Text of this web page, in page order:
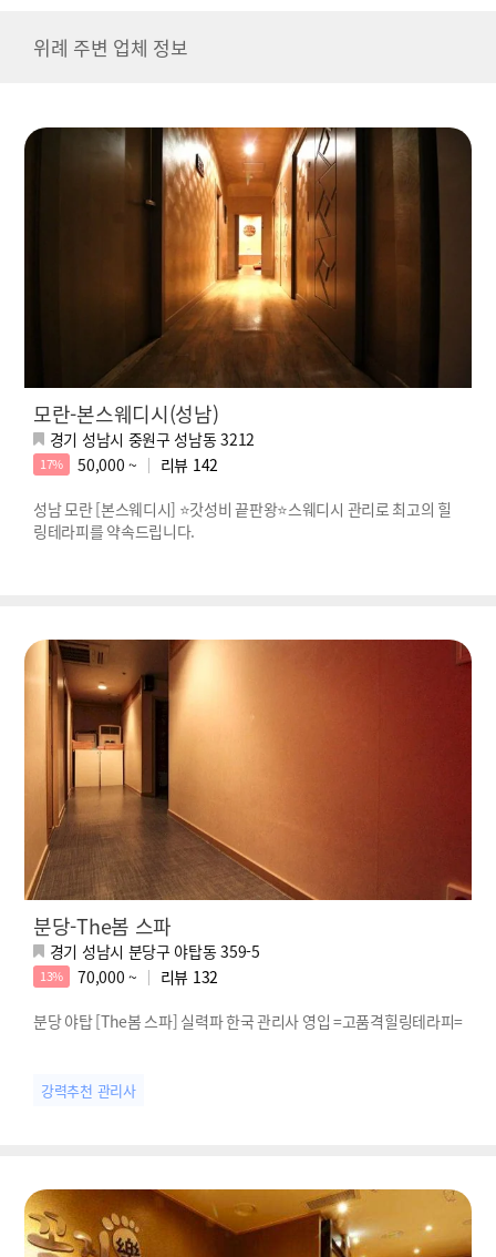
위례 주변 업체 정보
모란-본스웨디시(성남)
경기 성남시 중원구 성남동 3212
17% 50,000 ~ 리뷰 142
성남 모란 [본스웨디시] ⭐갓성비 끝판왕⭐스웨디시 관리로 최고의 힐
링테라피를 약속드립니다.
분당-The봄 스파
경기 성남시 분당구 야탑동 359-5
13% 70,000 ~ 리뷰 132
분당 야탑 [The봄 스파] 실력파 한국 관리사 영입 =고품격힐링테라피=
강력추천 관리사